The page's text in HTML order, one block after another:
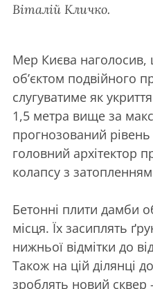
Віталій Кличко.
Мер Києва наголосив,
об’єктом подвійного
слугуватиме як
1,5 метра вище за
прогнозований
головний архітектор
колапсу з
Бетонні плити дамби
місця. Їх засиплять
нижньої відмітки до
Також на цій ділянці
зроблять новий сквер